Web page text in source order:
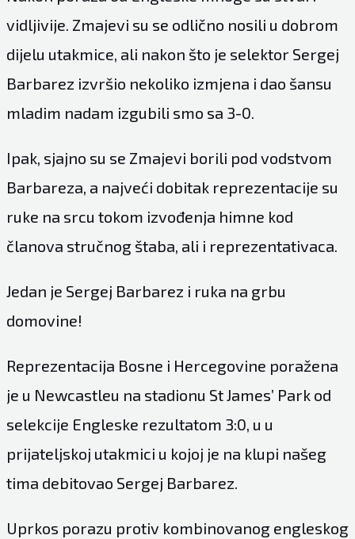
vidljivije. Zmajevi su se odlično nosili u dobrom
dijelu utakmice, ali nakon što je selektor Sergej
Barbarez izvršio nekoliko izmjena i dao šansu
mladim nadam izgubili smo sa 3-0.
Ipak, sjajno su se Zmajevi borili pod vodstvom
Barbareza, a najveći dobitak reprezentacije su
ruke na srcu tokom izvođenja himne kod
članova stručnog štaba, ali i reprezentativaca.
Jedan je Sergej Barbarez i ruka na grbu
domovine!
Reprezentacija Bosne i Hercegovine poražena
je u Newcastleu na stadionu St James’ Park od
selekcije Engleske rezultatom 3:0, u u
prijateljskoj utakmici u kojoj je na klupi našeg
tima debitovao Sergej Barbarez.
Uprkos porazu protiv kombinovanog engleskog